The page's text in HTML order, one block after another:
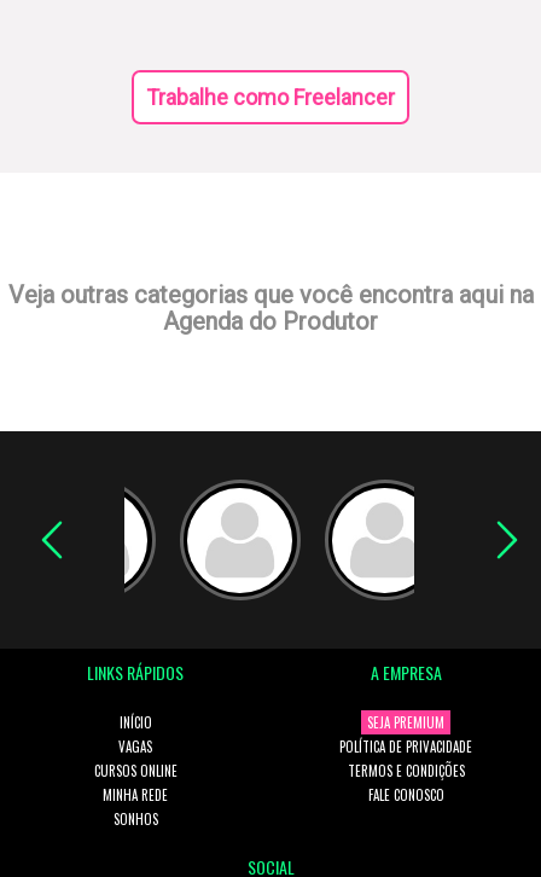
Trabalhe como Freelancer
Veja outras categorias que você encontra aqui na
Agenda do Produtor
LINKS RÁPIDOS
INÍCIO
VAGAS
CURSOS ONLINE
MINHA REDE
SONHOS
A EMPRESA
SEJA PREMIUM
POLÍTICA DE PRIVACIDADE
TERMOS E CONDIÇÕES
FALE CONOSCO
SOCIAL